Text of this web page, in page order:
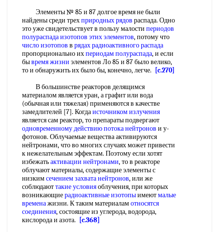
Элементы № 85 и 87 долгое время не были
найдены среди трехприродных рядов распада. Одно
это уже свидетельствует в пользу малости периодов
полураспада изотопов этих элементов, потому что
число изотопов в рядах радиоактивного распада
пропорционально ихпериодам полураспада, и если
бывремя жизни элементов Ло 85 и 87 было велико,
то и обнаружить их было бы, конечно, легче.
[c.270]
В большинстве реакторов делящимся
материалом является уран, а графит или вода
(обычная или тяжелая) применяются в качестве
замедлителей [7]. Когдаисточником излучения
является сам реактор, то препараты подвергают
одновременному действиюпотока нейтронов и у-
фотонов. Облучаемые вещества активируются
нейтронами, что во многих случаях может привести
к нежелательным эффектам. Поэтому если хотят
избежатьактивации нейтронами, то в реакторе
облучают материалы, содержащие элементы с
низкимсечением захвата нейтронов, или же
соблюдаюттакие условияоблучения, при которых
возникающиерадиоактивные изотопыимеютмалые
временажизни. К таким материаламотносятся
соединения, состоящие из углерода, водорода,
кислорода и азота.
[c.368]